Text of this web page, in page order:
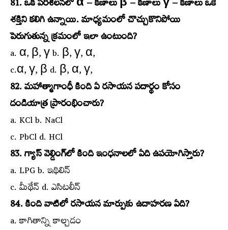
81. ఒక పరిశీలనలో α – క‌ణాలు β – క‌ణాలు γ – క‌ణాలు ఒకే
శక్తిని కలిగి ఉన్నాయి. మాధ్యమంలో చొచ్చుకొనిపోయి
పెరుగుతున్న క్రమంలో ఇలా ఉంటుంది?
a. α, β, γ b. β, γ, α,
c.α, γ, β d. β, α, γ,
82. మహాత్మాగాంధీ కింది ఏ రసాయన పదార్థం కోసం
దండియాత్ర ప్రారంభించారు?
a. KCl b. NaCl
c. PbCl d. HCl
83. గ్యాస్‌ వెల్డింగ్‌లో కింది ఇంధనాలలో ఏది ఉపయోగిస్తారు?
a. LPG b. ఇథిలిన్‌
c. మీథేన్‌ d. ఎసిటలీన్‌
84. కింది వాటిలో రసాయన మార్పుకు ఉదాహరణ ఏది?
a. కాగితాన్ని కాల్చడం